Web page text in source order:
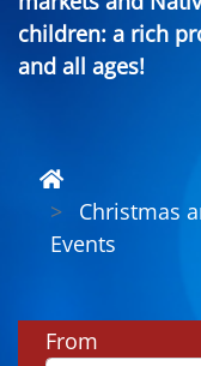
children: a rich
and all ages!
Christmas
Events
From